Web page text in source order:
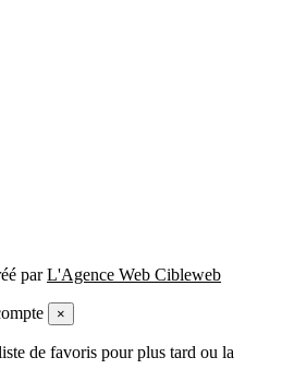
parL'Agence Web Cibleweb
×
de favoris pour plus tard ou la